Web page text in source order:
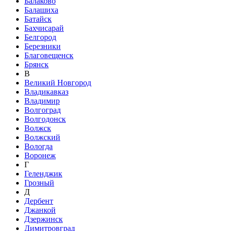
Балашиха
Батайск
Бахчисарай
Белгород
Березники
Благовещенск
Брянск
В
Великий Новгород
Владикавказ
Владимир
Волгоград
Волгодонск
Волжск
Волжский
Вологда
Воронеж
Г
Геленджик
Грозный
Д
Дербент
Джанкой
Дзержинск
Димитровград